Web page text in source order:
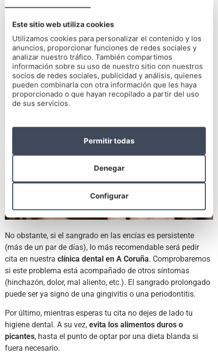
Si el sangrado es leve, puedesaplicar una compresa fría en
reducir la inflamación. Además, a partir de ahora emplea un
cepillo de cerdas suaves y realiza movimientos circulares al
cepillar, especialmente en las zonas más sensibles.
No obstante, si el sangrado en las encías es persistente
(más de un par de días), lo más recomendable será pedir
cita en nuestra clínica dental en A Coruña. Comprobaremos
si este problema está acompañado de otros síntomas
(hinchazón, dolor, mal aliento, etc.). El sangrado prolongado
puede ser ya signo de una gingivitis o una periodontitis.
Por último, mientras esperas tu cita no dejes de lado tu
higiene dental. A su vez, evita los alimentos duros o
picantes, hasta el punto de optar por una dieta blanda si
fuera necesario.
Este sitio web utiliza cookies
Utilizamos cookies para personalizar el contenido y los
anuncios, proporcionar funciones de redes sociales y
analizar nuestro tráfico. También compartimos
información sobre su uso de nuestro sitio con nuestros
socios de redes sociales, publicidad y análisis, quienes
pueden combinarla con otra información que les haya
proporcionado o que hayan recopilado a partir del uso
de sus servicios.
Configurar
Denegar
Permitir todas